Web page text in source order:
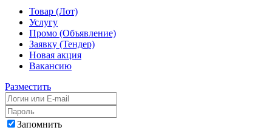
Товар (Лот)
Услугу
Промо (Объявление)
Заявку (Тендер)
Новая акция
Вакансию
Разместить
Запомнить